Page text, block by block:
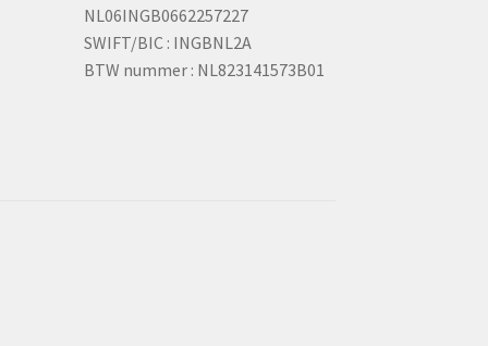
NL06INGB0662257227
SWIFT/BIC : INGBNL2A
BTW nummer : NL823141573B01